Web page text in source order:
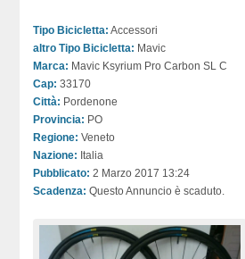
Tipo Bicicletta: Accessori
altro Tipo Bicicletta: Mavic
Marca: Mavic Ksyrium Pro Carbon SL C
Cap: 33170
Città: Pordenone
Provincia: PO
Regione: Veneto
Nazione: Italia
Pubblicato: 2 Marzo 2017 13:24
Scadenza: Questo Annuncio è scaduto.